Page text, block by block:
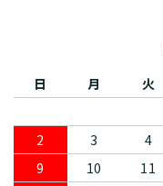
日 月 火
2
3 4
9
10 11